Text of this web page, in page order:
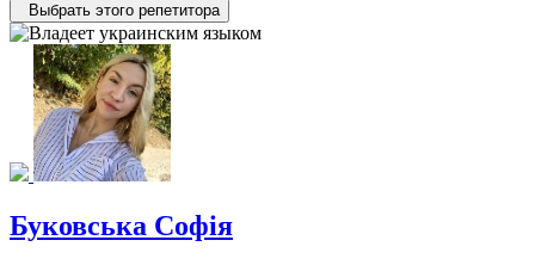
Выбрать этого репетитора
Буковська Софія